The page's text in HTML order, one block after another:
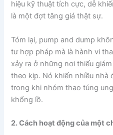
hiệu kỹ thuật tích cực, dễ
là một đợt tăng giá thật sự.
Tóm lại, pump and dump
tư hợp pháp mà là hành vi
xảy ra ở những nơi thiếu
theo kịp. Nó khiến nhiều nhà
trong khi nhóm thao túng
khổng lồ.
2. Cách hoạt động của một